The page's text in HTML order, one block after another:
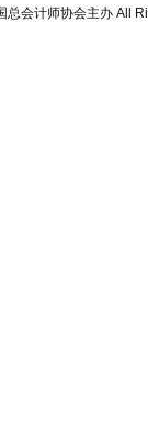
总会计师协会主办 All